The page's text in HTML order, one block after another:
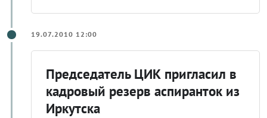
19.07.2010 12:00
Председатель ЦИК пригласил в
кадровый резерв аспиранток из
Иркутска